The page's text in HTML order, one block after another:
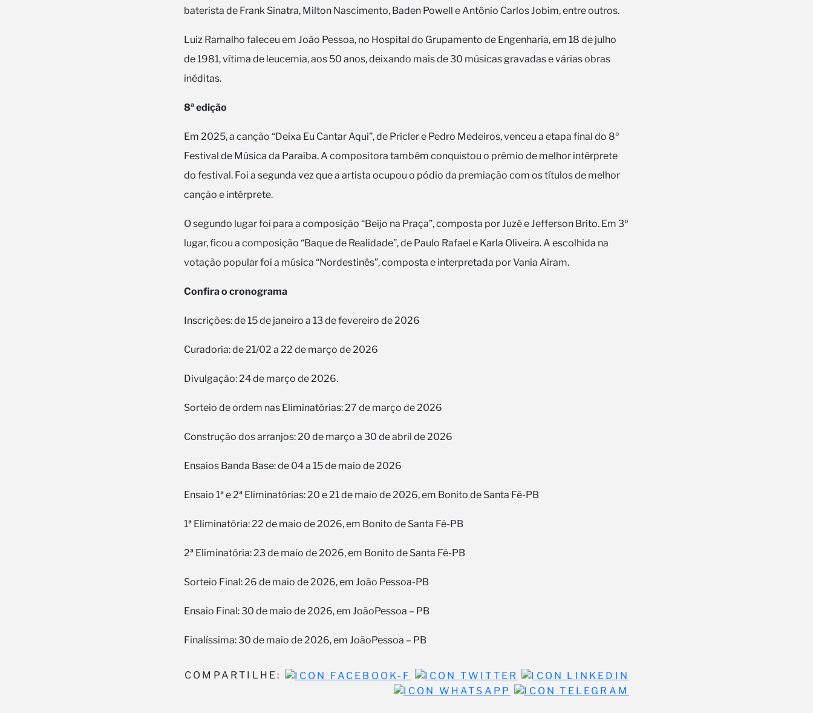
baterista de Frank Sinatra, Milton Nascimento, Baden Powell e Antônio Carlos Jobim, entre outros.
Luiz Ramalho faleceu em João Pessoa, no Hospital do Grupamento de Engenharia, em 18 de julho
de 1981, vítima de leucemia, aos 50 anos, deixando mais de 30 músicas gravadas e várias obras
inéditas.
8ª edição
Em 2025, a canção “Deixa Eu Cantar Aqui”, de Pricler e Pedro Medeiros, venceu a etapa final do 8º
Festival de Música da Paraíba. A compositora também conquistou o prêmio de melhor intérprete
do festival. Foi a segunda vez que a artista ocupou o pódio da premiação com os títulos de melhor
canção e intérprete.
O segundo lugar foi para a composição “Beijo na Praça”, composta por Juzé e Jefferson Brito. Em 3º
lugar, ficou a composição “Baque de Realidade”, de Paulo Rafael e Karla Oliveira. A escolhida na
votação popular foi a música “Nordestinês”, composta e interpretada por Vania Airam.
Confira o cronograma
Inscrições: de 15 de janeiro a 13 de fevereiro de 2026
Curadoria: de 21/02 a 22 de março de 2026
Divulgação: 24 de março de 2026.
Sorteio de ordem nas Eliminatórias: 27 de março de 2026
Construção dos arranjos: 20 de março a 30 de abril de 2026
Ensaios Banda Base: de 04 a 15 de maio de 2026
Ensaio 1ª e 2ª Eliminatórias: 20 e 21 de maio de 2026, em Bonito de Santa Fé-PB
1ª Eliminatória: 22 de maio de 2026, em Bonito de Santa Fé-PB
2ª Eliminatória: 23 de maio de 2026, em Bonito de Santa Fé-PB
Sorteio Final: 26 de maio de 2026, em João Pessoa-PB
Ensaio Final: 30 de maio de 2026, em JoãoPessoa – PB
Finalíssima: 30 de maio de 2026, em JoãoPessoa – PB
COMPARTILHE: